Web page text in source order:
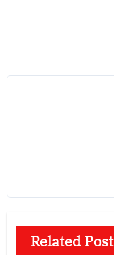
Related Post